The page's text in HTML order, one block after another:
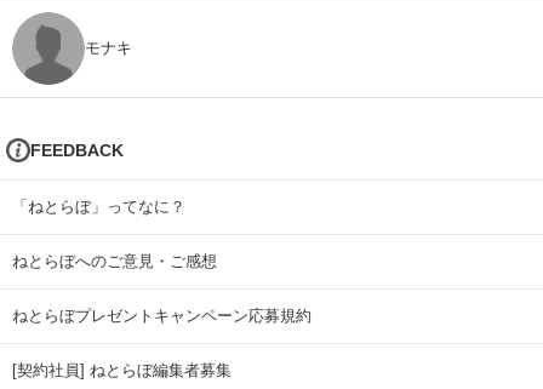
モナキ
FEEDBACK
「ねとらぼ」ってなに？
ねとらぼへのご意見・ご感想
ねとらぼプレゼントキャンペーン応募規約
[契約社員] ねとらぼ編集者募集